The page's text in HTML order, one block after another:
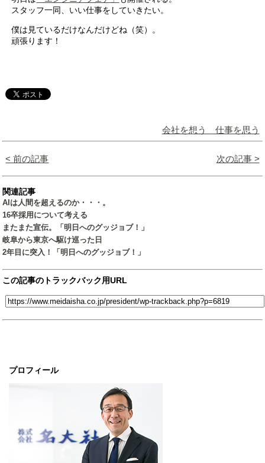
プロフィール
スタッフ一同、いい仕事をしていきたい。
僕は見ているだけなんだけどね（笑）。
頑張ります！
会社を想う 仕事を思う
< 前の記事 次の記事 >
関連記事
AIは人間を超えるのか・・・。
16卒採用について考える
またまた宣伝。「明日へのグッジョブ！」
岐阜から東京へ駆け巡った日
2年目に突入！「明日へのグッジョブ！」
この記事のトラックバック用URL